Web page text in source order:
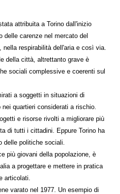
attribuita a Torino dall'inizio
delle carenze nel mercato del
nella respirabilità dell'aria e così via.
della città, altrettanto grave è
sociali complessive e coerenti sul
a soggetti in situazioni di
quartieri considerati a rischio.
e risorse rivolti a migliorare più
di tutti i cittadini. Eppure Torino ha
delle politiche sociali.
più giovani della popolazione, è
a progettare e mettere in pratica
articolati.
varato nel 1977. Un esempio di